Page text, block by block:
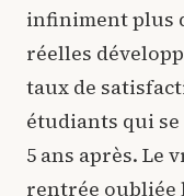
infiniment plus
réelles
taux de
étudiants qui
5 ans après. Le
rentrée oubliée